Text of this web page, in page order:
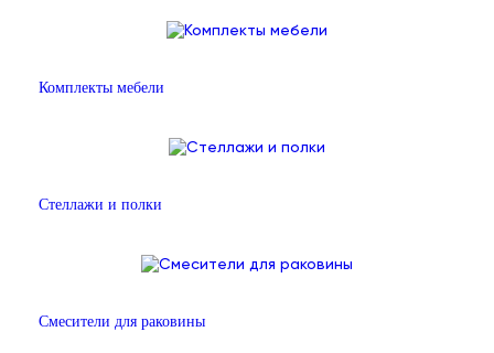
Комплекты мебели
Стеллажи и полки
Смесители для раковины